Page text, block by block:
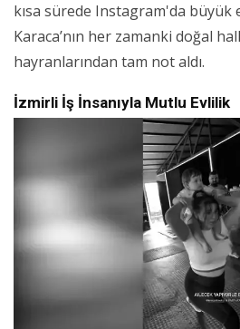
kısa sürede Instagram'da büyük
Karaca’nın her zamanki doğal
hayranlarından tam not aldı.
İzmirli İş İnsanıyla Mutlu Evlilik